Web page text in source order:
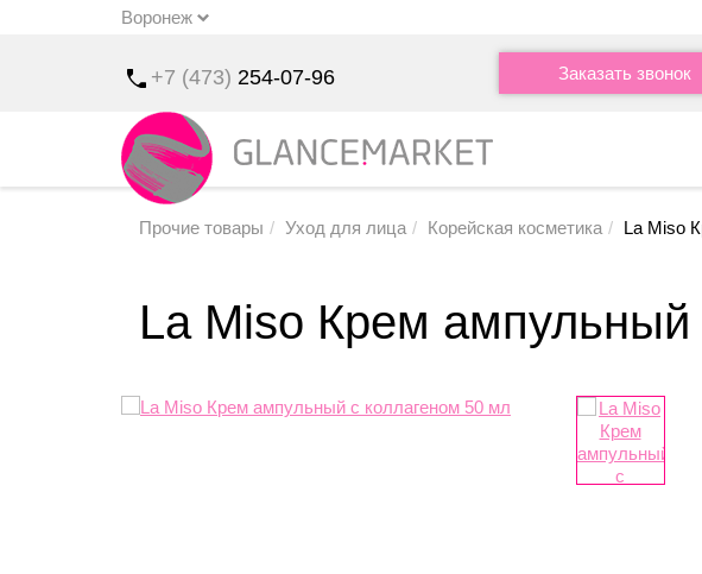
Воронеж u
+7 (473) 254-07-96 Заказать звонок
Прочие товары Уход для лица Корейская косметика La Miso
La Miso Крем ампульный